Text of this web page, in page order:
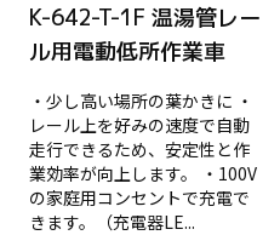
K-642-T-1F 温湯管レー
ル用電動低所作業車
・少し高い場所の葉かきに ・
レール上を好みの速度で自動
走行できるため、安定性と作
業効率が向上します。 ・100V
の家庭用コンセントで充電で
きます。（充電器LE...